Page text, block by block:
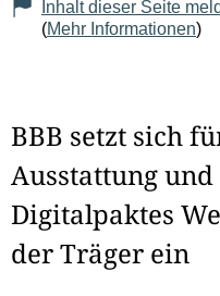
Inhalt dieser Seite
(Mehr Informationen)
BBB setzt sich
Ausstattung
Digitalpaktes
der Träger ein